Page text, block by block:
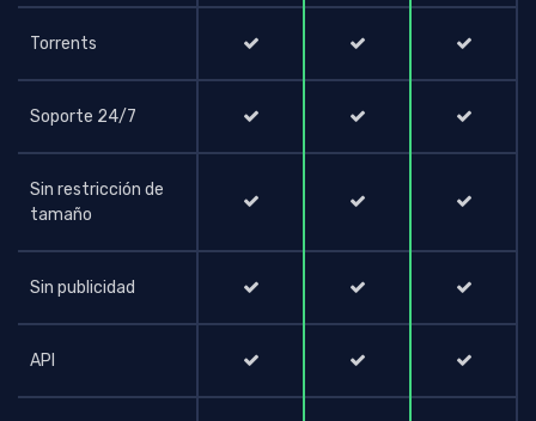
Torrents
Soporte 24/7
Sin restricción de
tamaño
Sin publicidad
API